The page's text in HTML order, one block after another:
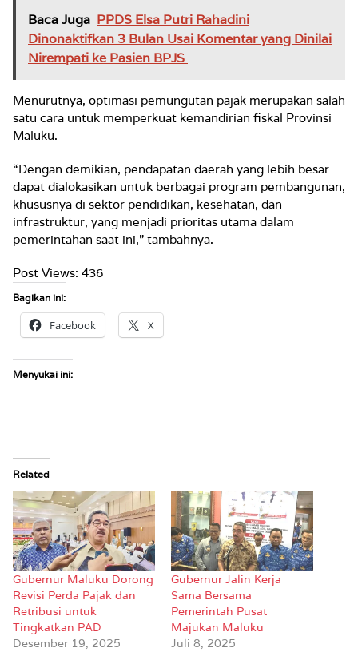
Baca Juga PPDS Elsa Putri Rahadini
Dinonaktifkan 3 Bulan Usai Komentar yang Dinilai
Nirempati ke Pasien BPJS
Menurutnya, optimasi pemungutan pajak merupakan salah
satu cara untuk memperkuat kemandirian fiskal Provinsi
Maluku.
“Dengan demikian, pendapatan daerah yang lebih besar
dapat dialokasikan untuk berbagai program pembangunan,
khususnya di sektor pendidikan, kesehatan, dan
infrastruktur, yang menjadi prioritas utama dalam
pemerintahan saat ini,” tambahnya.
Post Views: 436
Bagikan ini:
Facebook X
Menyukai ini:
Related
Gubernur Maluku Dorong
Revisi Perda Pajak dan
Retribusi untuk
Tingkatkan PAD
Desember 19, 2025
Gubernur Jalin Kerja
Sama Bersama
Pemerintah Pusat
Majukan Maluku
Juli 8, 2025